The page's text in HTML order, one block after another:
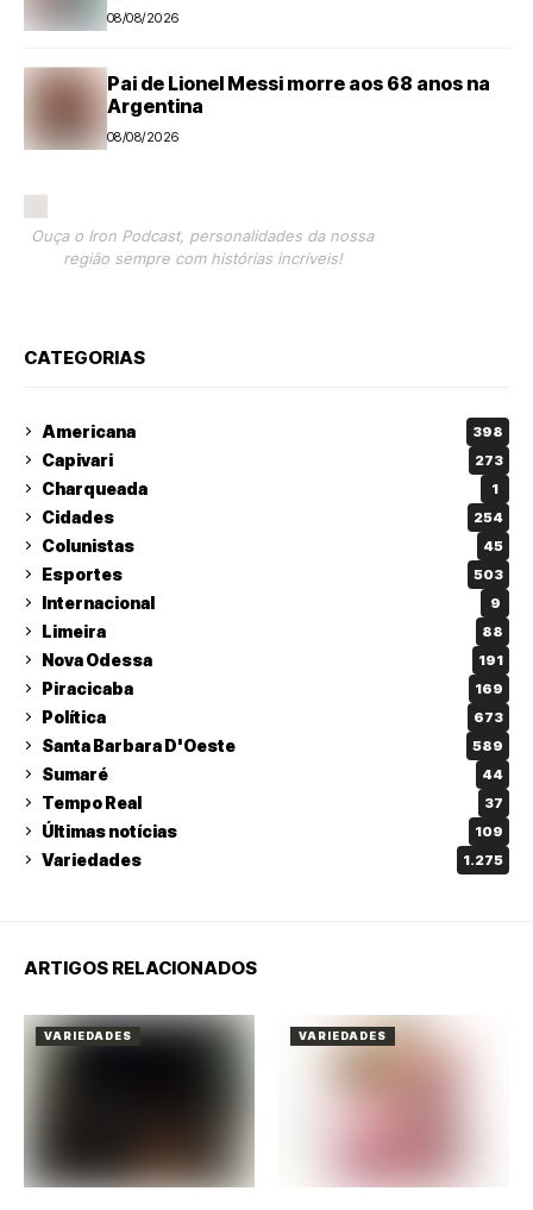
08/08/2026
Pai de Lionel Messi morre aos 68 anos na
Argentina
08/08/2026
Ouça o Iron Podcast, personalidades da nossa
região sempre com histórias incríveis!
CATEGORIAS
Americana 398
Capivari 273
Charqueada 1
Cidades 254
Colunistas 45
Esportes 503
Internacional 9
Limeira 88
Nova Odessa 191
Piracicaba 169
Política 673
Santa Barbara D'Oeste 589
Sumaré 44
Tempo Real 37
Últimas notícias 109
Variedades 1.275
ARTIGOS RELACIONADOS
VARIEDADES VARIEDADES